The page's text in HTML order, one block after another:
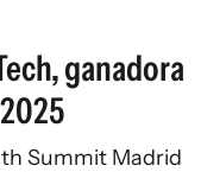
ganadora
Summit Madrid